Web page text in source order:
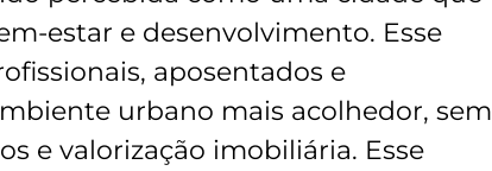
estar e desenvolvimento. Esse
aposentados e
urbano mais acolhedor, sem
e valorização imobiliária. Esse